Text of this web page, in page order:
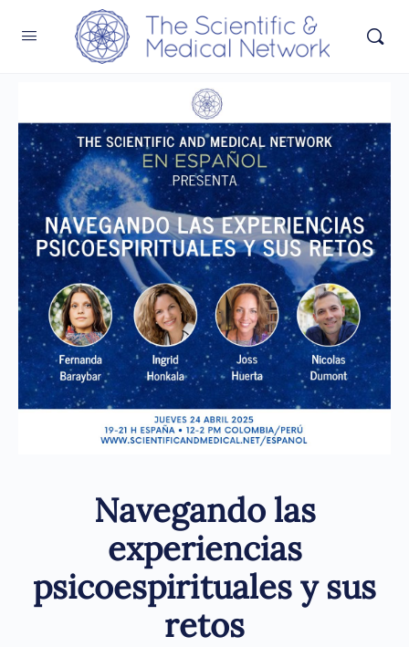
Navegando las
experiencias
psicoespirituales y sus
retos